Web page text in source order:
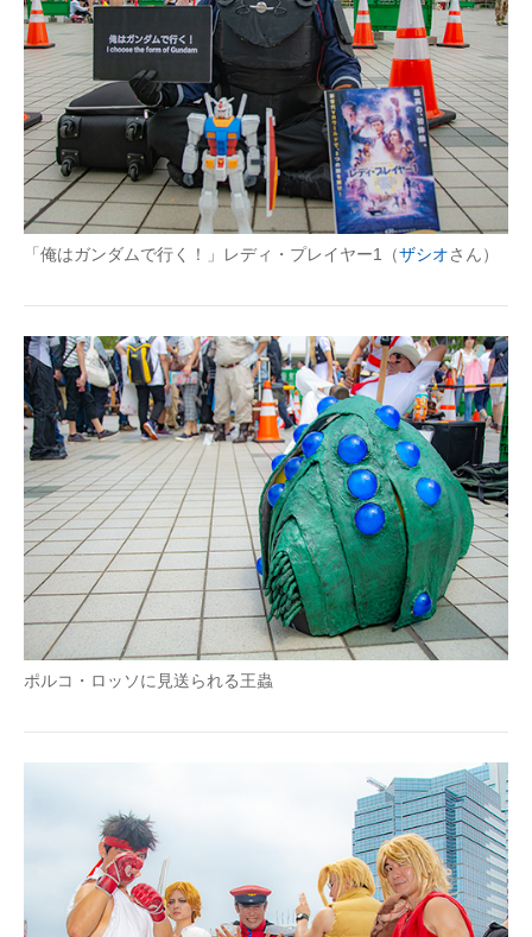
「俺はガンダムで行く！」レディ・プレイヤー1（ザシオさん）
ポルコ・ロッソに見送られる王蟲